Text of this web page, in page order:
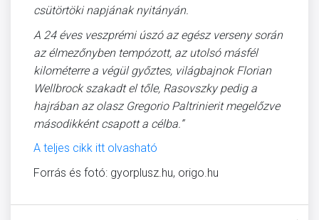
csütörtöki napjának nyitányán.
A 24 éves veszprémi úszó az egész verseny során
az élmezőnyben tempózott, az utolsó másfél
kilométerre a végül győztes, világbajnok Florian
Wellbrock szakadt el tőle, Rasovszky pedig a
hajrában az olasz Gregorio Paltrinierit megelőzve
másodikként csapott a célba.”
A teljes cikk itt olvasható
Forrás és fotó: gyorplusz.hu, origo.hu